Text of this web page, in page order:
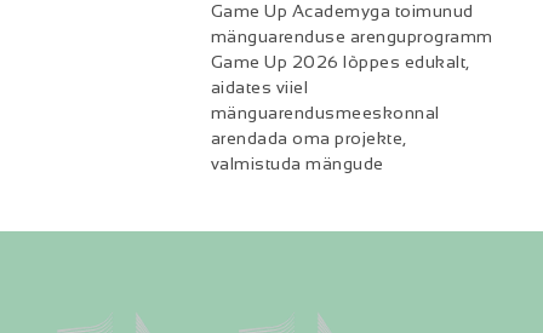
Game Up Academyga toimunud
mänguarenduse arenguprogramm
Game Up 2026 lõppes edukalt,
aidates viiel
mänguarendusmeeskonnal
arendada oma projekte,
valmistuda mängude